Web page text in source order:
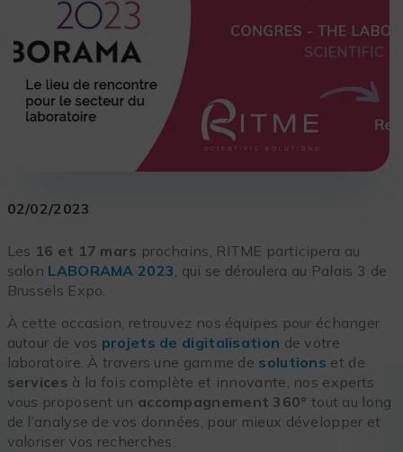
02/02/2023
Les 16 et 17 mars prochains, RITME participera au
salon LABORAMA 2023, qui se déroulera au Palais 3 de
Brussels Expo.
À cette occasion, retrouvez nos équipes pour échanger
autour de vos projets de digitalisation de votre
laboratoire. À travers une gamme de solutions et de
services à la fois complète et innovante, nos experts
vous proposent un accompagnement 360° tout au long
de l’analyse de vos données, pour mieux développer et
valoriser vos recherches.